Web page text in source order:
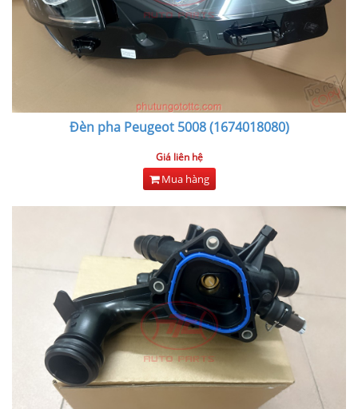
Đèn pha Peugeot 5008 (1674018080)
Giá liên hệ
Mua hàng